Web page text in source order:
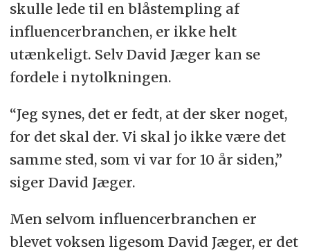
skulle lede til en blåstempling af
influencerbranchen, er ikke helt
utænkeligt. Selv David Jæger kan se
fordele i nytolkningen.
“Jeg synes, det er fedt, at der sker noget,
for det skal der. Vi skal jo ikke være det
samme sted, som vi var for 10 år siden,”
siger David Jæger.
Men selvom influencerbranchen er
blevet voksen ligesom David Jæger, er det